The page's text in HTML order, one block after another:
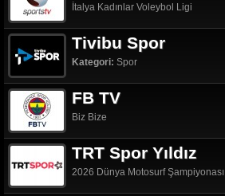
İtalya Kadınlar Voleybol Ligi
Tivibu Spor
Kategori: Spor
FB TV
Biz Bize
TRT Spor Yıldız
2026 Dünya Motosurf Şampiyonası